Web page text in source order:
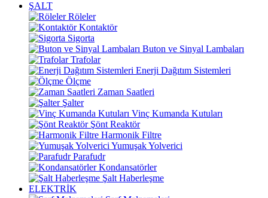
ŞALT
Röleler
Kontaktör
Sigorta
Buton ve Sinyal Lambaları
Trafolar
Enerji Dağıtım Sistemleri
Ölçme
Zaman Saatleri
Şalter
Vinç Kumanda Kutuları
Şönt Reaktör
Harmonik Filtre
Yumuşak Yolverici
Parafudr
Kondansatörler
Şalt Haberleşme
ELEKTRİK